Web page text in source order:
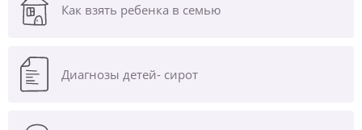
Как взять ребенка в семью
Диагнозы детей- сирот